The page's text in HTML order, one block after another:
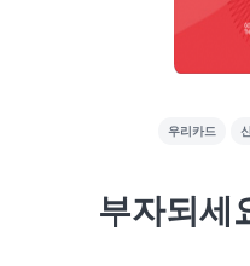
우리카드
부자되세